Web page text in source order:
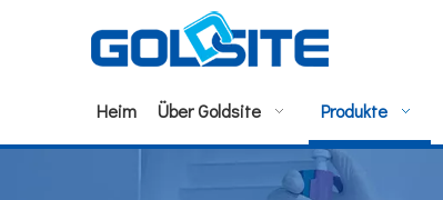
Heim Über Goldsite Produkte